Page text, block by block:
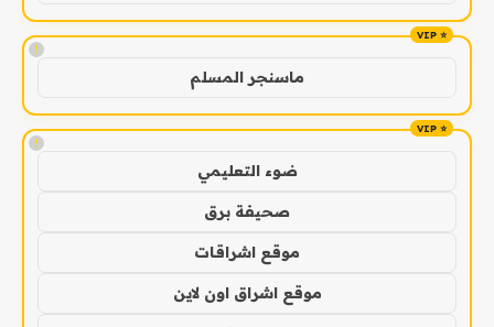
!
ماسنجر المسلم
!
ضوء التعليمي
صحيفة برق
موقع اشراقات
موقع اشراق اون لاين